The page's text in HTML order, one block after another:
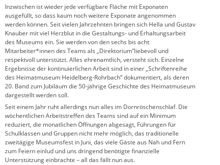
Inzwischen ist wieder jede verfügbare Fläche mit Exponaten
ausgefüllt, so dass kaum noch weitere Exponate angenommen
werden können. Seit vielen Jahrzehnten bringen sich Hella und Gustav
Knauber mit viel Herzblut in die Gestaltungs- und Erhaltungsarbeit
des Museums ein. Sie werden von den sechs bis acht
Mitarbeiter*innen des Teams als „Direktorium”liebevoll und
respektvoll unterstützt. Alles ehrenamtlich, versteht sich. Einzelne
Ergebnisse der kontinuierlichen Arbeit sind in einer „Schriftenreihe
des Heimatmuseum Heidelberg-Rohrbach” dokumentiert, als deren
20. Band zum Jubiläum die 50-jährige Geschichte des Heimatmuseum
dargestellt werden soll.
Seit einem Jahr ruht allerdings nun alles im Dornröschenschlaf. Die
wöchentlichen Arbeitstreffen des Teams sind auf ein Minimum
reduziert, die monatlichen Öffnungen abgesagt, Führungen für
Schulklassen und Gruppen nicht mehr möglich, das traditionelle
zweitägige Museumsfest in Juni, das viele Gäste aus Nah und Fern
zum Feiern einlud und uns dringend benötigte finanzielle
Unterstützung einbrachte – all das fällt nun aus.